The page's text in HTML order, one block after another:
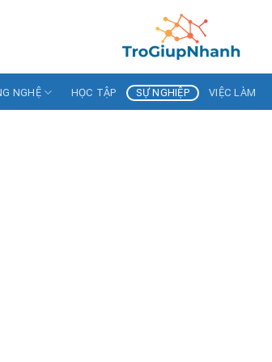
NGHỆ HỌC TẬP SỰ NGHIỆP VIỆC LÀM